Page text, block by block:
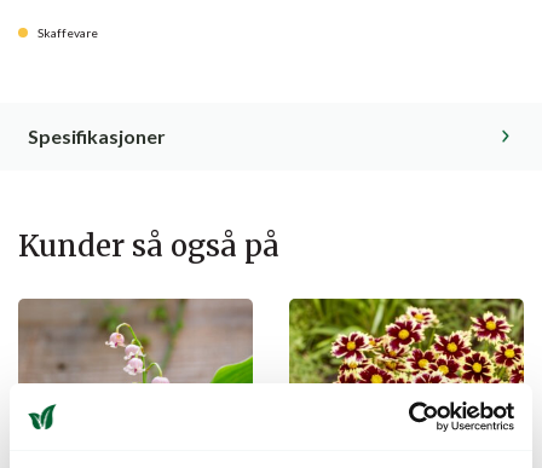
Skaffevare
Spesifikasjoner
Kunder så også på